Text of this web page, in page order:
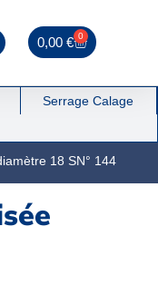
0,00€ 0
Serrage Calage
18 SN° 144